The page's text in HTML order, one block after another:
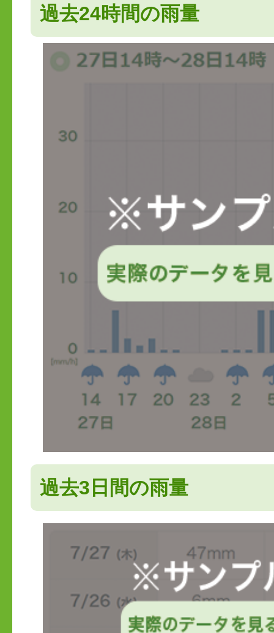
過去24時間の雨量
過去3日間の雨量